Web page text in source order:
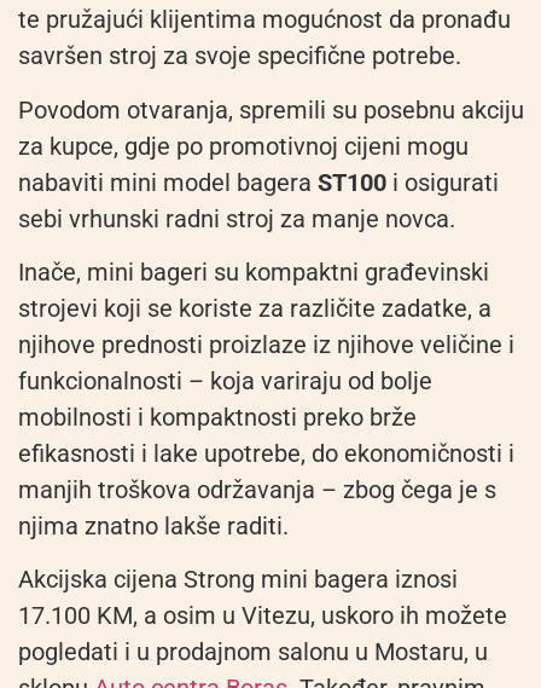
te pružajući klijentima mogućnost da pronađu
savršen stroj za svoje specifične potrebe.
Povodom otvaranja, spremili su posebnu akciju
za kupce, gdje po promotivnoj cijeni mogu
nabaviti mini model bagera ST100 i osigurati
sebi vrhunski radni stroj za manje novca.
Inače, mini bageri su kompaktni građevinski
strojevi koji se koriste za različite zadatke, a
njihove prednosti proizlaze iz njihove veličine i
funkcionalnosti – koja variraju od bolje
mobilnosti i kompaktnosti preko brže
efikasnosti i lake upotrebe, do ekonomičnosti i
manjih troškova održavanja – zbog čega je s
njima znatno lakše raditi.
Akcijska cijena Strong mini bagera iznosi
17.100 KM, a osim u Vitezu, uskoro ih možete
pogledati i u prodajnom salonu u Mostaru, u